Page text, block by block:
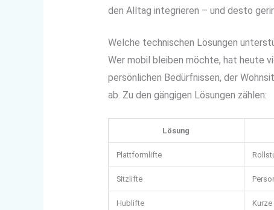
den Alltag integrieren – und desto
Welche technischen Lösungen
Wer mobil bleiben möchte, hat heute
persönlichen Bedürfnissen, der
ab. Zu den gängigen Lösungen zählen:
Lösung
Plattformlifte
Sitzlifte
Hublifte